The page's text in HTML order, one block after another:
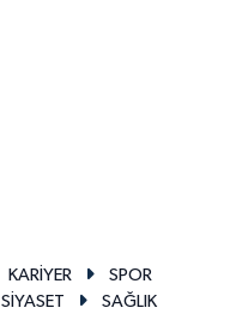
KARİYER
SPOR
SİYASET
SAĞLIK